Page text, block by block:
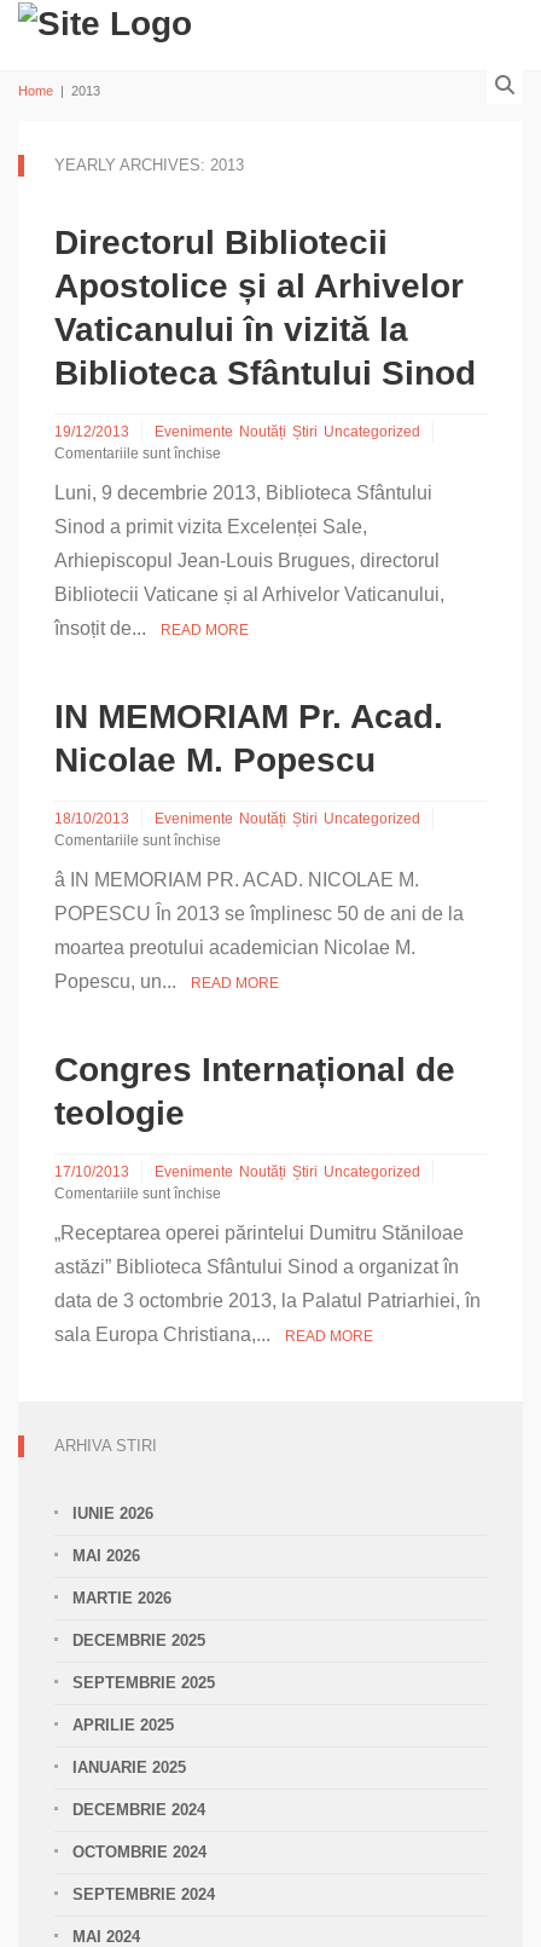
Home | 2013
YEARLY ARCHIVES: 2013
Directorul Bibliotecii
Apostolice și al Arhivelor
Vaticanului în vizită la
Biblioteca Sfântului Sinod
19/12/2013 Evenimente Noutăți Știri Uncategorized
Comentariile sunt închise
Directorul
Bibliotecii
Apostolice
și
Arhivelor
Vaticanului
Biblioteca
Sinod
Luni, 9 decembrie 2013, Biblioteca Sfântului
Sinod a primit vizita Excelenței Sale,
Arhiepiscopul Jean-Louis Brugues, directorul
Bibliotecii Vaticane și al Arhivelor Vaticanului,
însoțit de...
READ MORE
IN MEMORIAM Pr. Acad.
Nicolae M. Popescu
18/10/2013 Evenimente Noutăți Știri Uncategorized
Comentariile sunt închise
IN
MEMORIAM
Pr.
Acad.
M.
â IN MEMORIAM PR. ACAD. NICOLAE M.
POPESCU În 2013 se împlinesc 50 de ani de la
moartea preotului academician Nicolae M.
Popescu, un...
READ MORE
Congres Internațional de
teologie
17/10/2013 Evenimente Noutăți Știri Uncategorized
Comentariile sunt închise
Congres
Internațional
de
teologie
„Receptarea operei părintelui Dumitru Stăniloae
astăzi” Biblioteca Sfântului Sinod a organizat în
data de 3 octombrie 2013, la Palatul Patriarhiei, în
sala Europa Christiana,...
READ MORE
ARHIVA STIRI
IUNIE 2026
MAI 2026
MARTIE 2026
DECEMBRIE 2025
SEPTEMBRIE 2025
APRILIE 2025
IANUARIE 2025
DECEMBRIE 2024
OCTOMBRIE 2024
SEPTEMBRIE 2024
MAI 2024